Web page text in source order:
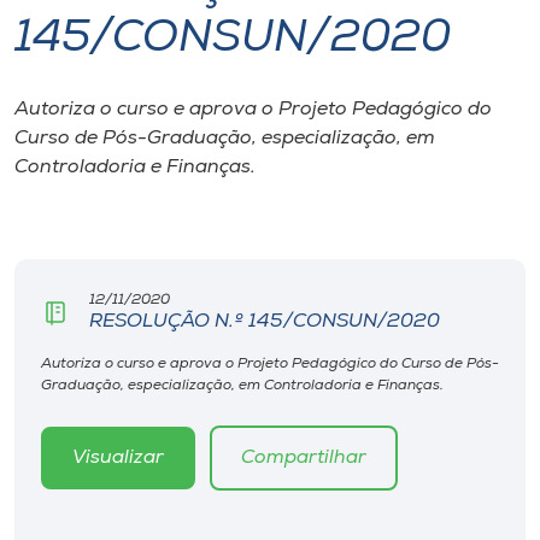
I.nova
Diplomados
Rádio
145/CONSUN/2020
Autoriza o curso e aprova o Projeto Pedagógico do
Curso de Pós-Graduação, especialização, em
Controladoria e Finanças.
12/11/2020
RESOLUÇÃO N.º 145/CONSUN/2020
Autoriza o curso e aprova o Projeto Pedagógico do Curso de Pós-
Graduação, especialização, em Controladoria e Finanças.
Visualizar Compartilhar